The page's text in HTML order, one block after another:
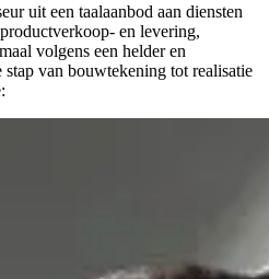
uit een taalaanbod aan diensten
en levering,
volgens een helder en
van bouwtekening tot realisatie